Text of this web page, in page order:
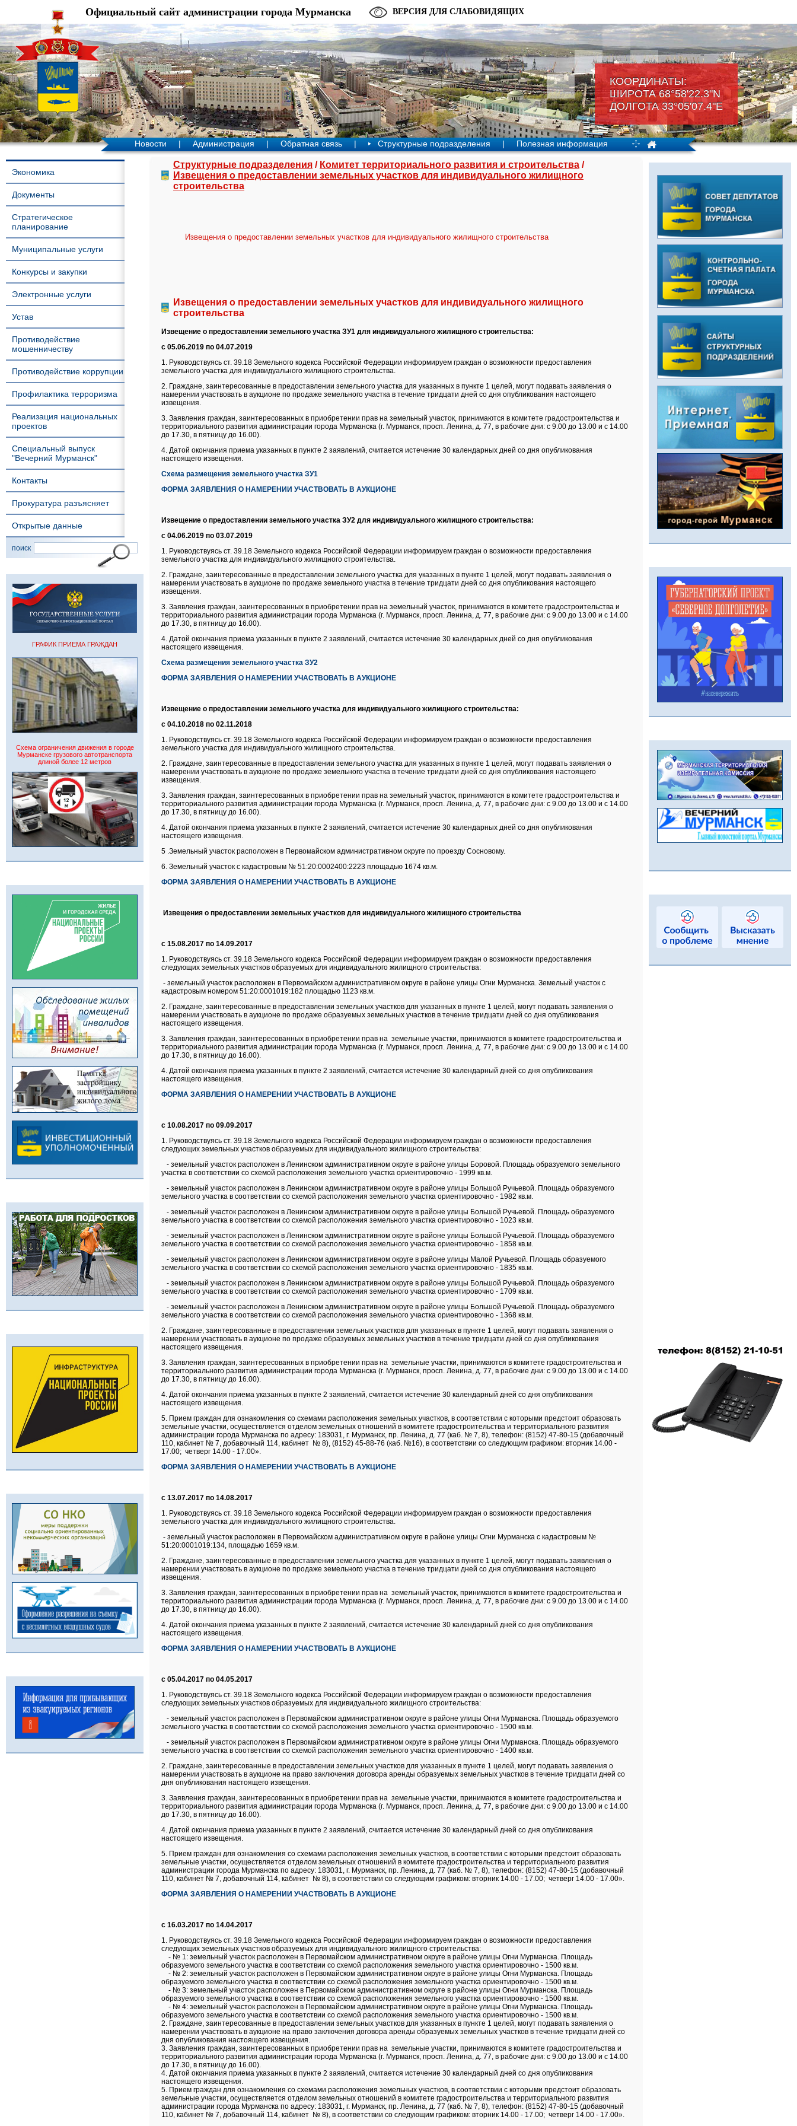
КООРДИНАТЫ:
ШИРОТА 68°58'22.3"N
ДОЛГОТА 33°05'07.4"Е
Официальный сайт администрации города Мурманска ВЕРСИЯ ДЛЯ СЛАБОВИДЯЩИХ
Новости | Администрация | Обратная связь | Структурные подразделения | Полезная информация
Экономика
Документы
Стратегическое
планирование
Муниципальные услуги
Конкурсы и закупки
Электронные услуги
Устав
Противодействие
мошенничеству
Противодействие коррупции
Профилактика терроризма
Реализация национальных
проектов
Специальный выпуск
"Вечерний Мурманск"
Контакты
Прокуратура разъясняет
Открытые данные
поиск
ГРАФИК ПРИЕМА ГРАЖДАН
Схема ограничения движения в городе
Мурманске грузового автотранспорта
длиной более 12 метров
Структурные подразделения / Комитет территориального развития и строительства /
Извещения о предоставлении земельных участков для индивидуального жилищного
строительства
Извещения о предоставлении земельных участков для индивидуального жилищного строительства
Извещения о предоставлении земельных участков для индивидуального жилищного
строительства
Извещение о предоставлении земельного участка ЗУ1 для индивидуального жилищного строительства:
с 05.06.2019 по 04.07.2019
1. Руководствуясь ст. 39.18 Земельного кодекса Российской Федерации информируем граждан о возможности предоставления
земельного участка для индивидуального жилищного строительства.
2. Граждане, заинтересованные в предоставлении земельного участка для указанных в пункте 1 целей, могут подавать заявления о
намерении участвовать в аукционе по продаже земельного участка в течение тридцати дней со дня опубликования настоящего
извещения.
3. Заявления граждан, заинтересованных в приобретении прав на земельный участок, принимаются в комитете градостроительства и
территориального развития администрации города Мурманска (г. Мурманск, просп. Ленина, д. 77, в рабочие дни: с 9.00 до 13.00 и с 14.00
до 17.30, в пятницу до 16.00).
4. Датой окончания приема указанных в пункте 2 заявлений, считается истечение 30 календарных дней со дня опубликования
настоящего извещения.
Схема размещения земельного участка ЗУ1
ФОРМА ЗАЯВЛЕНИЯ О НАМЕРЕНИИ УЧАСТВОВАТЬ В АУКЦИОНЕ
Извещение о предоставлении земельного участка ЗУ2 для индивидуального жилищного строительства:
с 04.06.2019 по 03.07.2019
1. Руководствуясь ст. 39.18 Земельного кодекса Российской Федерации информируем граждан о возможности предоставления
земельного участка для индивидуального жилищного строительства.
2. Граждане, заинтересованные в предоставлении земельного участка для указанных в пункте 1 целей, могут подавать заявления о
намерении участвовать в аукционе по продаже земельного участка в течение тридцати дней со дня опубликования настоящего
извещения.
3. Заявления граждан, заинтересованных в приобретении прав на земельный участок, принимаются в комитете градостроительства и
территориального развития администрации города Мурманска (г. Мурманск, просп. Ленина, д. 77, в рабочие дни: с 9.00 до 13.00 и с 14.00
до 17.30, в пятницу до 16.00).
4. Датой окончания приема указанных в пункте 2 заявлений, считается истечение 30 календарных дней со дня опубликования
настоящего извещения.
Схема размещения земельного участка ЗУ2
ФОРМА ЗАЯВЛЕНИЯ О НАМЕРЕНИИ УЧАСТВОВАТЬ В АУКЦИОНЕ
Извещение о предоставлении земельного участка для индивидуального жилищного строительства:
с 04.10.2018 по 02.11.2018
1. Руководствуясь ст. 39.18 Земельного кодекса Российской Федерации информируем граждан о возможности предоставления
земельного участка для индивидуального жилищного строительства.
2. Граждане, заинтересованные в предоставлении земельного участка для указанных в пункте 1 целей, могут подавать заявления о
намерении участвовать в аукционе по продаже земельного участка в течение тридцати дней со дня опубликования настоящего
извещения.
3. Заявления граждан, заинтересованных в приобретении прав на земельный участок, принимаются в комитете градостроительства и
территориального развития администрации города Мурманска (г. Мурманск, просп. Ленина, д. 77, в рабочие дни: с 9.00 до 13.00 и с 14.00
до 17.30, в пятницу до 16.00).
4. Датой окончания приема указанных в пункте 2 заявлений, считается истечение 30 календарных дней со дня опубликования
настоящего извещения.
5 .Земельный участок расположен в Первомайском административном округе по проезду Сосновому.
6. Земельный участок с кадастровым № 51:20:0002400:2223 площадью 1674 кв.м.
ФОРМА ЗАЯВЛЕНИЯ О НАМЕРЕНИИ УЧАСТВОВАТЬ В АУКЦИОНЕ
Извещения о предоставлении земельных участков для индивидуального жилищного строительства
с 15.08.2017 по 14.09.2017
1. Руководствуясь ст. 39.18 Земельного кодекса Российской Федерации информируем граждан о возможности предоставления
следующих земельных участков образуемых для индивидуального жилищного строительства:
- земельный участок расположен в Первомайском административном округе в районе улицы Огни Мурманска. Земельый участок с
кадастровым номером 51:20:0001019:182 площадью 1123 кв.м.
2. Граждане, заинтересованные в предоставлении земельных участков для указанных в пункте 1 целей, могут подавать заявления о
намерении участвовать в аукционе по продаже образуемых земельных участков в течение тридцати дней со дня опубликования
настоящего извещения.
3. Заявления граждан, заинтересованных в приобретении прав на земельные участки, принимаются в комитете градостроительства и
территориального развития администрации города Мурманска (г. Мурманск, просп. Ленина, д. 77, в рабочие дни: с 9.00 до 13.00 и с 14.00
до 17.30, в пятницу до 16.00).
4. Датой окончания приема указанных в пункте 2 заявлений, считается истечение 30 календарный дней со дня опубликования
настоящего извещения.
ФОРМА ЗАЯВЛЕНИЯ О НАМЕРЕНИИ УЧАСТВОВАТЬ В АУКЦИОНЕ
с 10.08.2017 по 09.09.2017
1. Руководствуясь ст. 39.18 Земельного кодекса Российской Федерации информируем граждан о возможности предоставления
следующих земельных участков образуемых для индивидуального жилищного строительства:
- земельный участок расположен в Ленинском административном округе в районе улицы Боровой. Площадь образуемого земельного
участка в соответствии со схемой расположения земельного участка ориентировочно - 1999 кв.м.
- земельный участок расположен в Ленинском административном округе в районе улицы Большой Ручьевой. Площадь образуемого
земельного участка в соответствии со схемой расположения земельного участка ориентировочно - 1982 кв.м.
- земельный участок расположен в Ленинском административном округе в районе улицы Большой Ручьевой. Площадь образуемого
земельного участка в соответствии со схемой расположения земельного участка ориентировочно - 1023 кв.м.
- земельный участок расположен в Ленинском административном округе в районе улицы Большой Ручьевой. Площадь образуемого
земельного участка в соответствии со схемой расположения земельного участка ориентировочно - 1858 кв.м.
- земельный участок расположен в Ленинском административном округе в районе улицы Малой Ручьевой. Площадь образуемого
земельного участка в соответствии со схемой расположения земельного участка ориентировочно - 1835 кв.м.
- земельный участок расположен в Ленинском административном округе в районе улицы Большой Ручьевой. Площадь образуемого
земельного участка в соответствии со схемой расположения земельного участка ориентировочно - 1709 кв.м.
- земельный участок расположен в Ленинском административном округе в районе улицы Большой Ручьевой. Площадь образуемого
земельного участка в соответствии со схемой расположения земельного участка ориентировочно - 1368 кв.м.
2. Граждане, заинтересованные в предоставлении земельных участков для указанных в пункте 1 целей, могут подавать заявления о
намерении участвовать в аукционе по продаже образуемых земельных участков в течение тридцати дней со дня опубликования
настоящего извещения.
3. Заявления граждан, заинтересованных в приобретении прав на земельные участки, принимаются в комитете градостроительства и
территориального развития администрации города Мурманска (г. Мурманск, просп. Ленина, д. 77, в рабочие дни: с 9.00 до 13.00 и с 14.00
до 17.30, в пятницу до 16.00).
4. Датой окончания приема указанных в пункте 2 заявлений, считается истечение 30 календарный дней со дня опубликования
настоящего извещения.
5. Прием граждан для ознакомления со схемами расположения земельных участков, в соответствии с которыми предстоит образовать
земельные участки, осуществляется отделом земельных отношений в комитете градостроительства и территориального развития
администрации города Мурманска по адресу: 183031, г. Мурманск, пр. Ленина, д. 77 (каб. № 7, 8), телефон: (8152) 47-80-15 (добавочный
110, кабинет № 7, добавочный 114, кабинет № 8), (8152) 45-88-76 (каб. №16), в соответствии со следующим графиком: вторник 14.00 -
17.00; четверг 14.00 - 17.00».
ФОРМА ЗАЯВЛЕНИЯ О НАМЕРЕНИИ УЧАСТВОВАТЬ В АУКЦИОНЕ
с 13.07.2017 по 14.08.2017
1. Руководствуясь ст. 39.18 Земельного кодекса Российской Федерации информируем граждан о возможности предоставления
земельного участка для индивидуального жилищного строительства.
- земельный участок расположен в Первомайском административном округе в районе улицы Огни Мурманска с кадастровым №
51:20:0001019:134, площадью 1659 кв.м.
2. Граждане, заинтересованные в предоставлении земельного участка для указанных в пункте 1 целей, могут подавать заявления о
намерении участвовать в аукционе по продаже земельного участка в течение тридцати дней со дня опубликования настоящего
извещения.
3. Заявления граждан, заинтересованных в приобретении прав на земельный участок, принимаются в комитете градостроительства и
территориального развития администрации города Мурманска (г. Мурманск, просп. Ленина, д. 77, в рабочие дни: с 9.00 до 13.00 и с 14.00
до 17.30, в пятницу до 16.00).
4. Датой окончания приема указанных в пункте 2 заявлений, считается истечение 30 календарный дней со дня опубликования
настоящего извещения.
ФОРМА ЗАЯВЛЕНИЯ О НАМЕРЕНИИ УЧАСТВОВАТЬ В АУКЦИОНЕ
с 05.04.2017 по 04.05.2017
1. Руководствуясь ст. 39.18 Земельного кодекса Российской Федерации информируем граждан о возможности предоставления
следующих земельных участков образуемых для индивидуального жилищного строительства:
- земельный участок расположен в Первомайском административном округе в районе улицы Огни Мурманска. Площадь образуемого
земельного участка в соответствии со схемой расположения земельного участка ориентировочно - 1500 кв.м.
- земельный участок расположен в Первомайском административном округе в районе улицы Огни Мурманска. Площадь образуемого
земельного участка в соответствии со схемой расположения земельного участка ориентировочно - 1400 кв.м.
2. Граждане, заинтересованные в предоставлении земельных участков для указанных в пункте 1 целей, могут подавать заявления о
намерении участвовать в аукционе на право заключения договора аренды образуемых земельных участков в течение тридцати дней со
дня опубликования настоящего извещения.
3. Заявления граждан, заинтересованных в приобретении прав на земельные участки, принимаются в комитете градостроительства и
территориального развития администрации города Мурманска (г. Мурманск, просп. Ленина, д. 77, в рабочие дни: с 9.00 до 13.00 и с 14.00
до 17.30, в пятницу до 16.00).
4. Датой окончания приема указанных в пункте 2 заявлений, считается истечение 30 календарный дней со дня опубликования
настоящего извещения.
5. Прием граждан для ознакомления со схемами расположения земельных участков, в соответствии с которыми предстоит образовать
земельные участки, осуществляется отделом земельных отношений в комитете градостроительства и территориального развития
администрации города Мурманска по адресу: 183031, г. Мурманск, пр. Ленина, д. 77 (каб. № 7, 8), телефон: (8152) 47-80-15 (добавочный
110, кабинет № 7, добавочный 114, кабинет № 8), в соответствии со следующим графиком: вторник 14.00 - 17.00; четверг 14.00 - 17.00».
ФОРМА ЗАЯВЛЕНИЯ О НАМЕРЕНИИ УЧАСТВОВАТЬ В АУКЦИОНЕ
с 16.03.2017 по 14.04.2017
1. Руководствуясь ст. 39.18 Земельного кодекса Российской Федерации информируем граждан о возможности предоставления
следующих земельных участков образуемых для индивидуального жилищного строительства:
- № 1: земельный участок расположен в Первомайском административном округе в районе улицы Огни Мурманска. Площадь
образуемого земельного участка в соответствии со схемой расположения земельного участка ориентировочно - 1500 кв.м.
- № 2: земельный участок расположен в Первомайском административном округе в районе улицы Огни Мурманска. Площадь
образуемого земельного участка в соответствии со схемой расположения земельного участка ориентировочно - 1500 кв.м.
- № 3: земельный участок расположен в Первомайском административном округе в районе улицы Огни Мурманска. Площадь
образуемого земельного участка в соответствии со схемой расположения земельного участка ориентировочно - 1500 кв.м.
- № 4: земельный участок расположен в Первомайском административном округе в районе улицы Огни Мурманска. Площадь
образуемого земельного участка в соответствии со схемой расположения земельного участка ориентировочно - 1500 кв.м.
2. Граждане, заинтересованные в предоставлении земельных участков для указанных в пункте 1 целей, могут подавать заявления о
намерении участвовать в аукционе на право заключения договора аренды образуемых земельных участков в течение тридцати дней со
дня опубликования настоящего извещения.
3. Заявления граждан, заинтересованных в приобретении прав на земельные участки, принимаются в комитете градостроительства и
территориального развития администрации города Мурманска (г. Мурманск, просп. Ленина, д. 77, в рабочие дни: с 9.00 до 13.00 и с 14.00
до 17.30, в пятницу до 16.00).
4. Датой окончания приема указанных в пункте 2 заявлений, считается истечение 30 календарный дней со дня опубликования
настоящего извещения.
5. Прием граждан для ознакомления со схемами расположения земельных участков, в соответствии с которыми предстоит образовать
земельные участки, осуществляется отделом земельных отношений в комитете градостроительства и территориального развития
администрации города Мурманска по адресу: 183031, г. Мурманск, пр. Ленина, д. 77 (каб. № 7, 8), телефон: (8152) 47-80-15 (добавочный
110, кабинет № 7, добавочный 114, кабинет № 8), в соответствии со следующим графиком: вторник 14.00 - 17.00; четверг 14.00 - 17.00».